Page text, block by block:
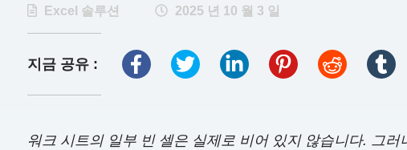
Excel 솔루션 2025 년 10 월 3 일
지금 공유 :
워크 시트의 일부 빈 셀은 실제로 비어 있지 않습니다. 그